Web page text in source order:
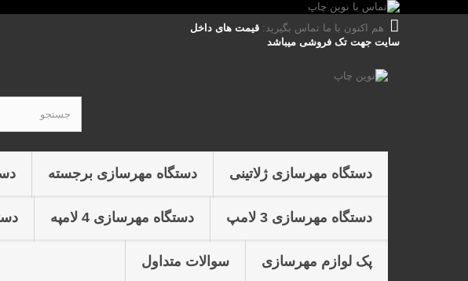
هم اکنون با ما تماس بگیرید: قیمت های داخل
سایت جهت تک فروشی میباشد
دستگاه مهرسازی ژلاتینی دستگاه مهرسازی برجسته
دستگاه مهرسازی 3 لامپ دستگاه مهرسازی 4 لامپه
پک لوازم مهرسازی سوالات متداول